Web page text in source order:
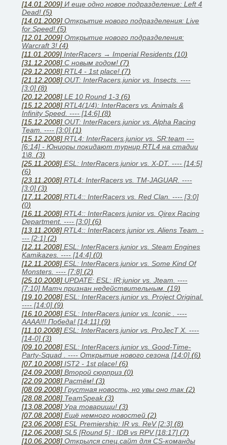
[14.01.2009] И еще одно новое подразделение: Left 4
Dead! (5)
[14.01.2009] Открытие нового подразделения: Live
for Speed! (5)
[12.01.2009] Открытие нового подразделения:
Warcraft 3! (4)
[11.01.2009] InterRacers → Imperial Residents (10)
[31.12.2008] C новым годом! (7)
[29.12.2008] RTL4 - 1st place! (7)
[21.12.2008] OUT: InterRacers.junior vs. Insects. ----
[3:0] (8)
[20.12.2008] LE 10 Round 1-3 (6)
[15.12.2008] RTL4(1/4): InterRacers vs. Animals &
Infinity Speed. ---- [14:6] (8)
[15.12.2008] OUT: InterRacers.junior vs. Alpha Racing
Team. ---- [3:0] (1)
[15.12.2008] RTL4: InterRacers.junior vs. SR:team ---
[6:14] - Юниоры покидают турнир RTL4 на стадии
1\8. (3)
[25.11.2008] ESL: InterRacers.junior vs. X-DT. ---- [14:5]
(6)
[23.11.2008] RTL4: InterRacers vs. TM-JAGUAR. ----
[3:0] (3)
[17.11.2008] RTL4:: InterRacers vs. Red Clan. ---- [3:0]
(0)
[16.11.2008] RTL4:: InterRacers.junior vs. Qirex Racing
Department. ---- [3:0] (6)
[13.11.2008] RTL4:: InterRacers.junior vs. Aliens Team. -
--- [2:1] (2)
[12.11.2008] ESL: InterRacers.junior vs. Steam Engines
Kamikazes. ---- [14:4] (0)
[12.11.2008] ESL: InterRacers.junior vs. Some Kind Of
Monsters. ---- [7:8] (2)
[25.10.2008] UPDATE: ESL: IR:junior vs. Jteam. ----
[7:10] Матч признан недействительным. (19)
[19.10.2008] ESL: InterRacers.junior vs. Project Original.
---- [14:0] (9)
[16.10.2008] ESL: InterRacers.junior vs. Iconic . ----
АААА!!! Победа! [14:11] (9)
[11.10.2008] ESL: InterRacers.junior vs. ProJecT X. ----
[14-0] (3)
[09.10.2008] ESL: InterRacers.junior vs. Good-Time-
Party-Squad . ---- Открытие нового сезона [14:0] (6)
[07.10.2008] IST2 - 1st place! (6)
[24.09.2008] Второй сюрприз (0)
[22.09.2008] Растём! (3)
[08.09.2008] Грустная новость, но увы оно так (2)
[28.08.2008] TeamSpeak(3)
[13.08.2008] Ура товарищи! (3)
[07.08.2008] Ещё немного новостей (2)
[23.06.2008] ESL Premiership: IR vs. ReV [2:3] (8)
[12.06.2008] SL5 [Round 5] : IDB vs RPV [18:17] (7)
[10.06.2008] Открылся спец.сайт для CS-команды